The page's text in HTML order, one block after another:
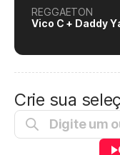
REGGAETON
Vico C + Daddy
Crie sua